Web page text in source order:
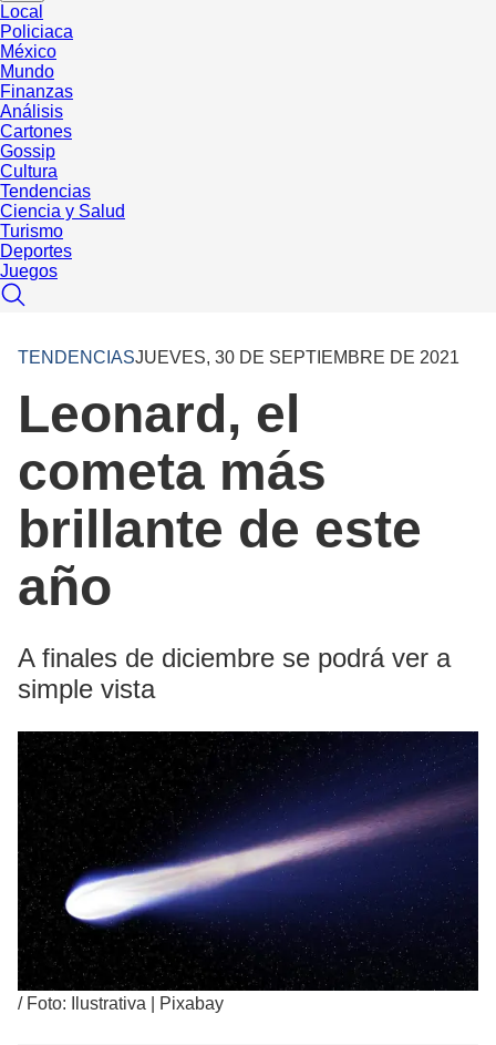
Local
Policiaca
México
Mundo
Finanzas
Análisis
Cartones
Gossip
Cultura
Tendencias
Ciencia y Salud
Turismo
Deportes
Juegos
TENDENCIASJUEVES, 30 DE SEPTIEMBRE DE 2021
Leonard, el
cometa más
brillante de este
año
A finales de diciembre se podrá ver a
simple vista
/ Foto: Ilustrativa | Pixabay